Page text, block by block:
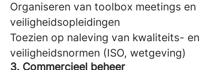
Organiseren van toolbox meetings en
veiligheidsopleidingen
Toezien op naleving van kwaliteits- en
veiligheidsnormen (ISO, wetgeving)
3. Commercieel beheer